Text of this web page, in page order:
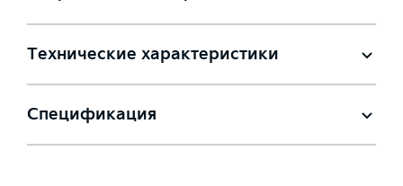
Технические характеристики
Спецификация